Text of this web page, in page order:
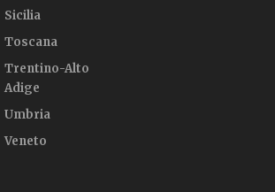
Sicilia
Toscana
Trentino-Alto
Adige
Umbria
Veneto